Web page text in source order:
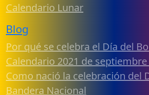
Calendario Lunar
Blog
Por qué se celebra el Día del
Calendario 2021 de septiembre
Como nació la celebración del
Bandera Nacional